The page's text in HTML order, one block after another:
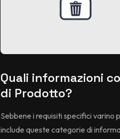
Quali informazioni
di Prodotto?
Sebbene i requisiti specifici
include queste categorie di